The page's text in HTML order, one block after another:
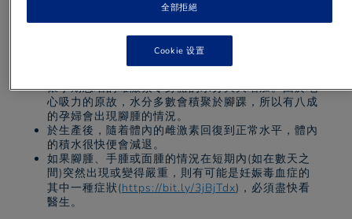
懷孕期急增的雌激素令身體的水分大大增加。由於地
心吸力的原故，水分多數會積聚於腳踝，所以有八成
的孕婦會出現腳腫的情況。
於生產後，隨着體內的雌激素回復到正常水平，體內
的積水很快便會減退。
如果腳腫、手腫或面腫的情況在短期內(如在數天之
間)突然出現或變得嚴重，則有可能是妊娠毒血症的
其中一種症狀(https://bit.ly/3jBjTdx)，必須盡快看
醫生。
全部拒絕
Cookie 设置